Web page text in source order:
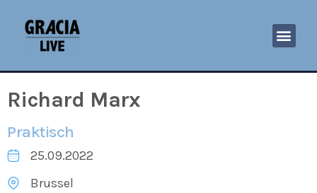
Richard Marx
Praktisch
25.09.2022
Brussel